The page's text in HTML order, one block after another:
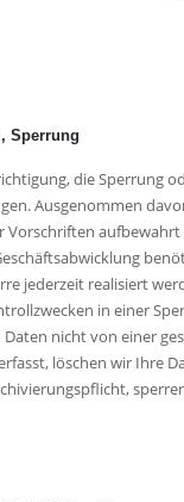
Sperrung
die Sperrung
Ausgenommen
Vorschriften
jederzeit realisiert
in einer
nicht von einer
löschen wir Ihre